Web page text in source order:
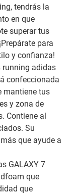
tendrás la
en que
superar tus
para
y confianza!
running adidas
confeccionada
mantiene tus
y zona de
Contiene al
Su
que ayude a
GALAXY 7
que
que